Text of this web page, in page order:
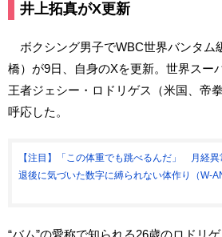
井上拓真がX更新
ボクシング男子でWBC世界バンタム
橋）が9日、自身のXを更新。世界スー
王者ジェシー・ロドリゲス（米国、帝
呼応した。
【注目】「この体重でも跳べるんだ」 月経
退後に気づいた数字に縛られない体作り（W-
“バム”の愛称で知られる26歳のロドリ